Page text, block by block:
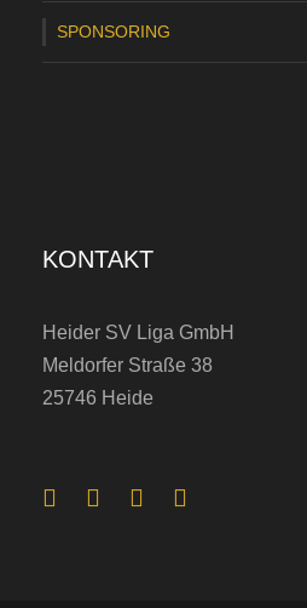
SPONSORING
KONTAKT
Heider SV Liga GmbH
Meldorfer Straße 38
25746 Heide